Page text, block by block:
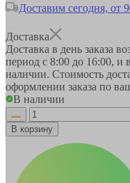
Доставим сегодня, от
Доставка
Доставка в день заказа
период с 8:00 до 16:00, и
наличии. Стоимость
оформлении заказа по
В наличии
В корзину